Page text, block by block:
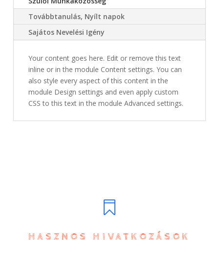
Továbbtanulás, Nyílt napok
Sajátos Nevelési Igény
Your content goes here. Edit or remove this text
inline or in the module Content settings. You can
also style every aspect of this content in the
module Design settings and even apply custom
CSS to this text in the module Advanced settings.

HASZNOS HIVATKOZÁSOK